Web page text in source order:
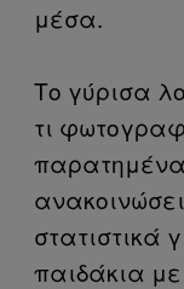
μέσα.
Το γύρισα
τι
παρατημένα
στατιστικά
παιδάκια